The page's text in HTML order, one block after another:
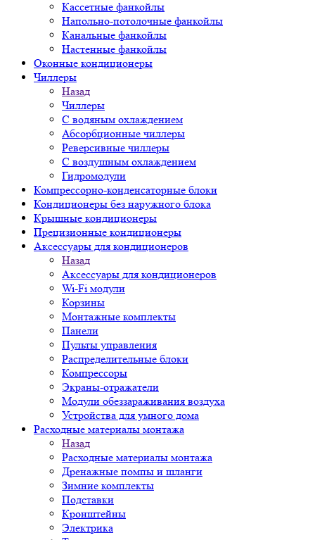
Кассетные фанкойлы
Напольно-потолочные фанкойлы
Канальные фанкойлы
Настенные фанкойлы
Оконные кондиционеры
Чиллеры
Назад
Чиллеры
С водяным охлаждением
Абсорбционные чиллеры
Реверсивные чиллеры
С воздушным охлаждением
Гидромодули
Компрессорно-конденсаторные блоки
Кондиционеры без наружного блока
Крышные кондиционеры
Прецизионные кондиционеры
Аксессуары для кондиционеров
Назад
Аксессуары для кондиционеров
Wi-Fi модули
Корзины
Монтажные комплекты
Панели
Пульты управления
Распределительные блоки
Компрессоры
Экраны-отражатели
Модули обеззараживания воздуха
Устройства для умного дома
Расходные материалы монтажа
Назад
Расходные материалы монтажа
Дренажные помпы и шланги
Зимние комплекты
Подставки
Кронштейны
Электрика